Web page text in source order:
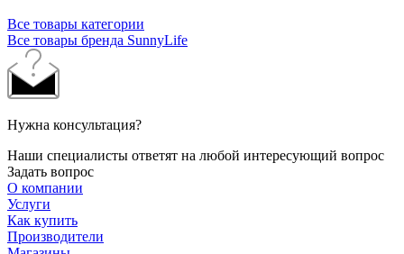
Все товары категории
Все товары бренда SunnyLife
Нужна консультация?
Наши специалисты ответят на любой интересующий вопрос
Задать вопрос
О компании
Услуги
Как купить
Производители